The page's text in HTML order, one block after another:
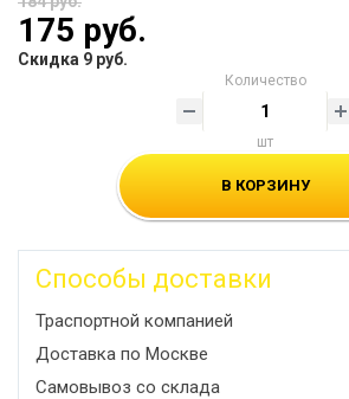
175 руб.
Скидка 9 руб.
Количество
шт
В КОРЗИНУ
Способы доставки
Траспортной компанией
Доставка по Москве
Самовывоз со склада